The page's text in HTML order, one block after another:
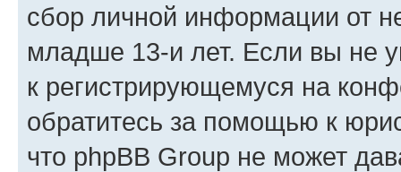
сбор личной информации от
младше 13-и лет. Если вы не
к регистрирующемуся на
обратитесь за помощью к
что phpBB Group не может